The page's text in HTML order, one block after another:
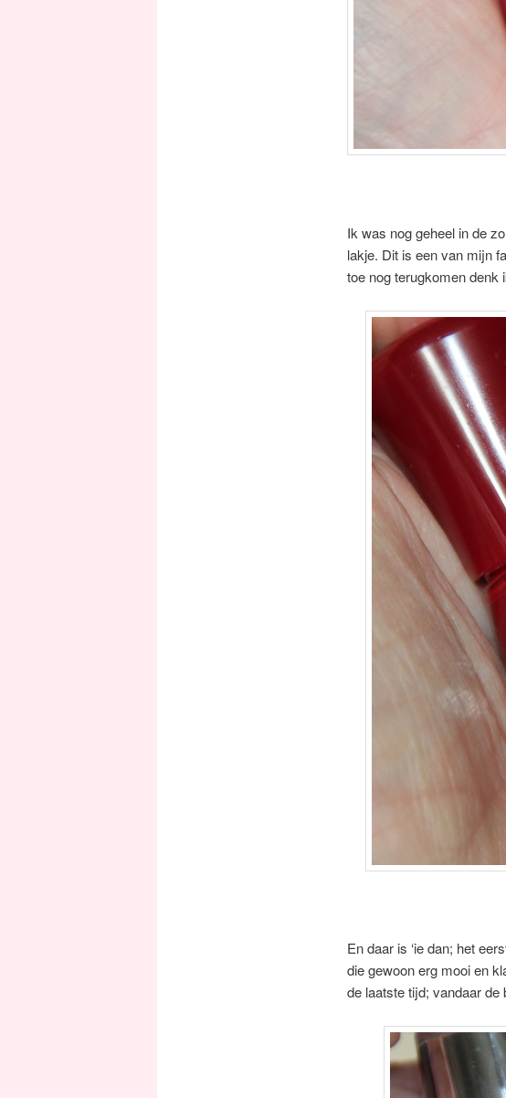
Ik was nog geheel in de
lakje. Dit is een van mijn
toe nog terugkomen denk
En daar is ‘ie dan; het
die gewoon erg mooi en
de laatste tijd; vandaar de